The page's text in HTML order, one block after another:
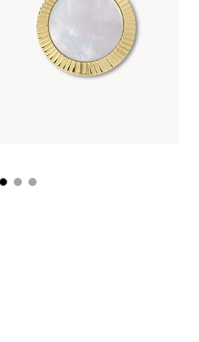
1 2 3